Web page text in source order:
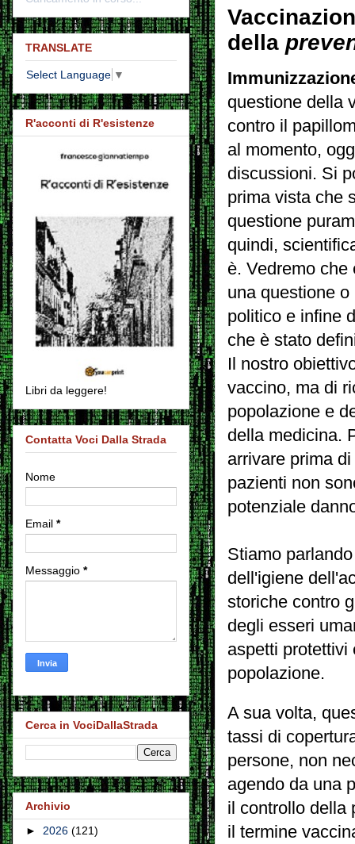
della
questione della
contro il
al momento,
discussioni. Si
prima vista che
questione
quindi,
è. Vedremo che
una questione
politico e infine
che è stato
Il nostro
vaccino, ma di
popolazione e
della medicina.
arrivare prima
pazienti non
potenziale
Stiamo
dell'igiene
storiche contro
degli esseri
aspetti protettivi
popolazione.
A sua volta,
tassi di
persone, non
agendo da una
il controllo della
il termine
TRANSLATE
Select Language ▼
R'acconti di R'esistenze
Libri da leggere!
Contatta Voci Dalla Strada
Nome
Email *
Messaggio *
Cerca in VociDallaStrada
Archivio
► 2026 (121)